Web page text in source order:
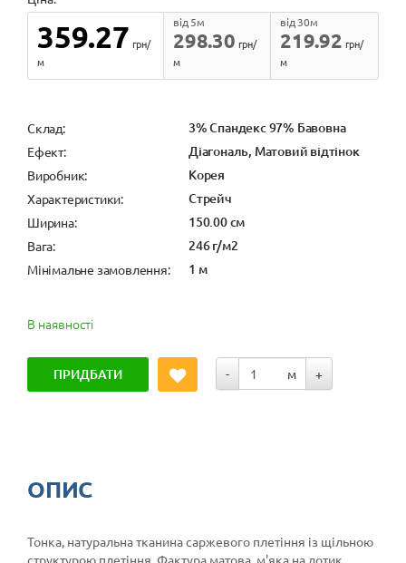
359.27 грн/
м
298.30
від 5м
грн/
м
219.92
від 30м
грн/
м
Cклад: 3% Спандекс 97% Бавовна
Ефект: Діагональ, Матовий відтінок
Виробник: Корея
Характеристики: Стрейч
Ширина: 150.00 см
Вага: 246 г/м2
Мінімальне замовлення: 1 м
В наявності
ПРИДБАТИ - м +
ОПИС
Тонка, натуральна тканина саржевого плетіння із щільною
структурою плетіння. Фактура матова, м'яка на дотик,